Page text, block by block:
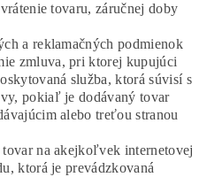
tovaru, záručnej doby
a reklamačných podmienok
zmluva, pri ktorej kupujúci
služba, ktorá súvisí s
pokiaľ je dodávaný tovar
alebo treťou stranou
tovar na akejkoľvek internetovej
ktorá je prevádzkovaná